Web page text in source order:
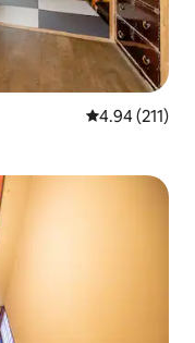
औसत रेटिंग 5 में से
4.94 (211)